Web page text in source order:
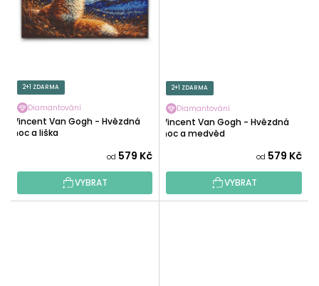
2+1 ZDARMA
Diamantování
Vincent Van Gogh - Hvězdná
noc a liška
od 579 Kč
VYBRAT
2+1 ZDARMA
Diamantování
Vincent Van Gogh - Hvězdná
noc a medvěd
od 579 Kč
VYBRAT